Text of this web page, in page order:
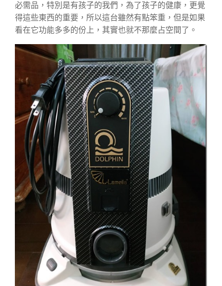
必需品，特別是有孩子的我們，為了孩子的健康，更覺
得這些東西的重要，所以這台雖然有點笨重，但是如果
看在它功能多多的份上，其實也就不那麼占空間了。